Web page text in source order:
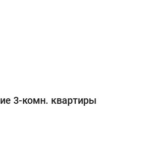
3-комн. квартиры